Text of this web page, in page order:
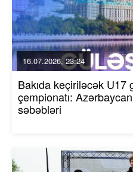
16.07.2026, 23:24
Bakıda keçiriləcək U17
çempionatı:
səbəbləri